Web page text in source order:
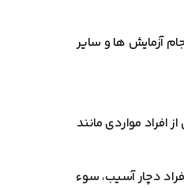
آزمایش ها و سایر
افراد مواردی مانند
دچار آسیب، سوء